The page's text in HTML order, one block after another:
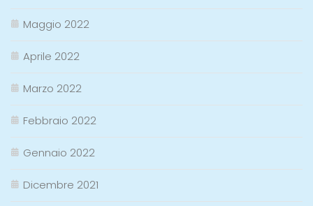
Maggio 2022
Aprile 2022
Marzo 2022
Febbraio 2022
Gennaio 2022
Dicembre 2021